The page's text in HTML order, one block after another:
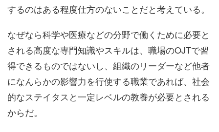
するのはある程度仕方のないことだと考えている。
なぜなら科学や医療などの分野で働くために必要と
される高度な専門知識やスキルは、職場のOJTで習
得できるものではないし、組織のリーダーなど他者
になんらかの影響力を行使する職業であれば、社会
的なステイタスと一定レベルの教養が必要とされる
からだ。